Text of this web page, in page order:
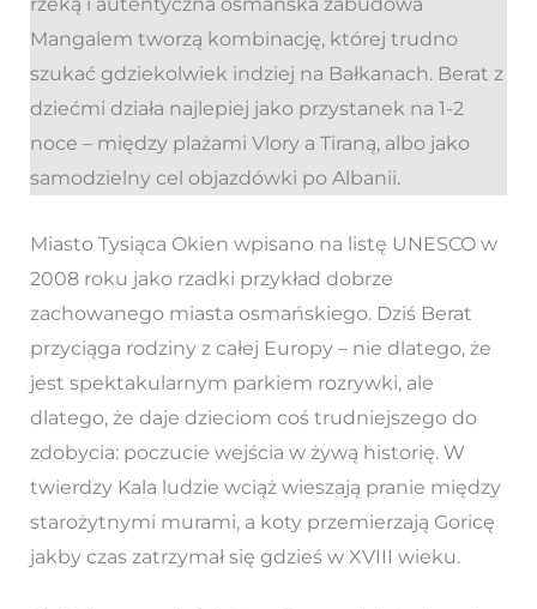
Mangalem tworzą kombinację, której trudno
szukać gdziekolwiek indziej na Bałkanach. Berat z
dziećmi działa najlepiej jako przystanek na 1-2
noce – między plażami Vlory a Tiraną, albo jako
samodzielny cel objazdówki po Albanii.
Miasto Tysiąca Okien wpisano na listę UNESCO w
2008 roku jako rzadki przykład dobrze
zachowanego miasta osmańskiego. Dziś Berat
przyciąga rodziny z całej Europy – nie dlatego, że
jest spektakularnym parkiem rozrywki, ale
dlatego, że daje dzieciom coś trudniejszego do
zdobycia: poczucie wejścia w żywą historię. W
twierdzy Kala ludzie wciąż wieszają pranie między
starożytnymi murami, a koty przemierzają Goricę
jakby czas zatrzymał się gdzieś w XVIII wieku.